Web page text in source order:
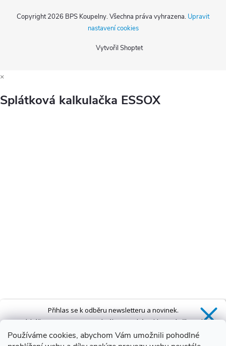
Používáme cookies, abychom Vám umožnili pohodlné
Vytvořil Shoptet
Copyright 2026 BPS Koupelny. Všechna práva vyhrazena. Upravit
nastavení cookies
×
Splátková kalkulačka ESSOX
Přihlas se k odběru newsletteru a novinek.
ZískášSLEVU 5 %na první nákup a také exkluzivní přístup k
novinkám, slevám a dalším speciálním nabídkám.*